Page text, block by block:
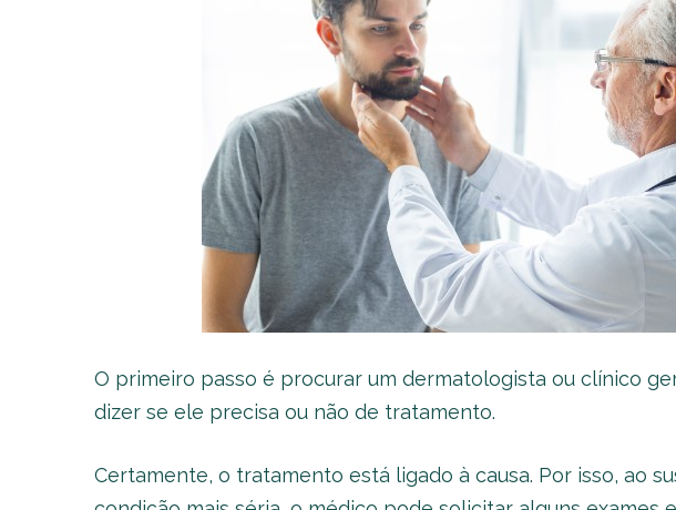
O primeiro passo é procurar um dermatologista ou clínico
dizer se ele precisa ou não de tratamento.
Certamente, o tratamento está ligado à causa. Por isso, ao